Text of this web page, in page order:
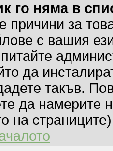
го няма в
причини за
с вашия
да
такъв.
да намерите
на страниците)